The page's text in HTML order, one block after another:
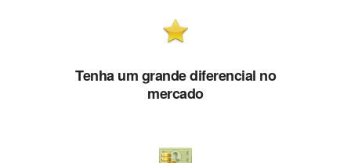
Tenha um grande diferencial no
mercado